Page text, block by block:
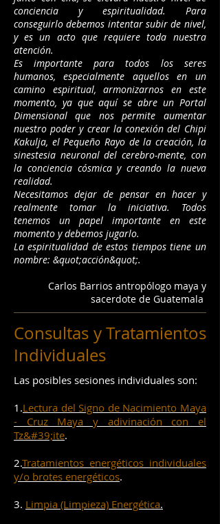
conciencia y espiritualidad. Para
conseguirlo debemos intentar subir de nivel,
y es un acto que requiere toda nuestra
atención.
Es importante para todos los seres
humanos, especialmente aquellos en un
camino espiritual, armonizarnos en este
momento, ya que aquí se abre un Portal
Dimensional que nos permite aumentar
nuestro poder y crear la conexión del Chipi
Kakulja, el Pequeño Rayo de la creación, la
sinestesia neuronal del cerebro-mente, con
la conciencia cósmica y creando la nueva
realidad.
Necesitamos dejar de pensar en hacer y
realmente tomar la iniciativa. Todos
tenemos un papel importante en este
momento y debemos jugarlo.
La espiritualidad de estos tiempos tiene un
nombre: &quot;acción&quot;.
Carlos Barrios antropólogo maya y
sacerdote de Guatemala
Consultas y Tratamientos
Individuales
Las posibles sesiones individuales son:
1.Lectura del Signo de Nacimiento Maya
- Cruz Maya y adivinación con el
Tz&#39;ite.
2.Tratamientos energéticos individuales
y/o brotes energéticos.
3. Limpia (Limpieza) Energética.